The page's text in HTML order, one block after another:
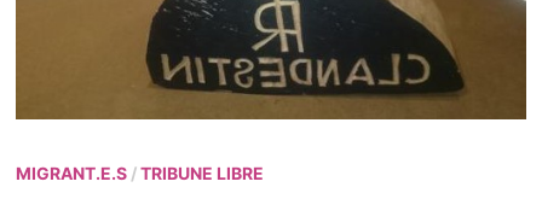
MIGRANT.E.S/TRIBUNE LIBRE